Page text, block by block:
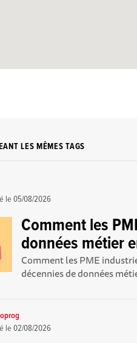
LES MÊMES TAGS
le05/08/2026
Comment les
données métier
Comment les PME
décennies de données
le02/08/2026